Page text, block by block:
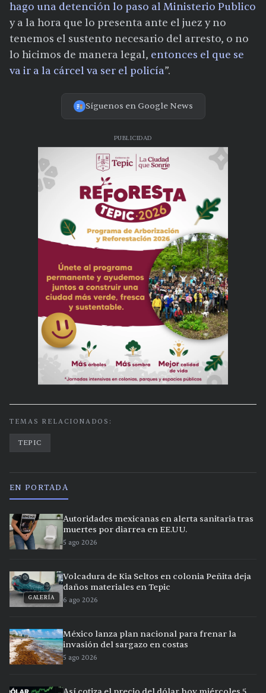
hago una detención lo paso al Ministerio Publico
y a la hora que lo presenta ante el juez y no
tenemos el sustento necesario del arresto, o no
lo hicimos de manera legal, entonces el que se
va ir a la cárcel va ser el policía”.
Síguenos en Google News
PUBLICIDAD
TEMAS RELACIONADOS:
TEPIC
EN PORTADA
Autoridades mexicanas en alerta sanitaria tras
muertes por diarrea en EE.UU.
5 ago 2026
GALERÍA
Volcadura de Kia Seltos en colonia Peñita deja
daños materiales en Tepic
6 ago 2026
México lanza plan nacional para frenar la
invasión del sargazo en costas
5 ago 2026